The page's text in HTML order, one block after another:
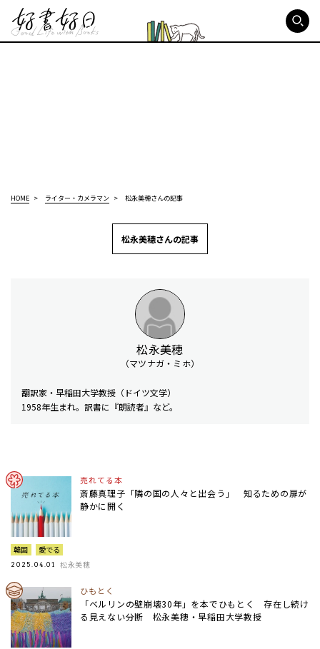
HOME ライター・カメラマン 松永美穂さんの記事
松永美穂さんの記事
松永美穂
（マツナガ・ミホ）
翻訳家・早稲田大学教授（ドイツ文学）
1958年生まれ。訳書に『朗読者』など。
売れてる本
斎藤真理子「隣の国の人々と出会う」 知るための扉が
静かに開く
韓国 愛でる
2025.04.01 松永美穂
ひもとく
「ベルリンの壁崩壊30年」を本でひもとく 存在し続け
る見えない分断 松永美穂・早稲田大学教授